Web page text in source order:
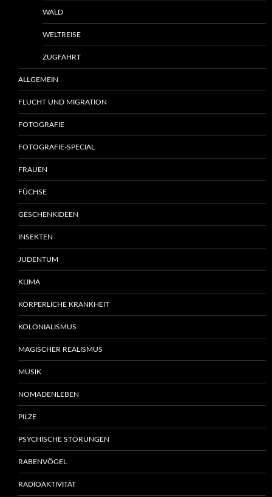
WALD
WELTREISE
ZUGFAHRT
ALLGEMEIN
FLUCHT UND MIGRATION
FOTOGRAFIE
FOTOGRAFIE-SPECIAL
FRAUEN
FÜCHSE
GESCHENKIDEEN
INSEKTEN
JUDENTUM
KLIMA
KÖRPERLICHE KRANKHEIT
KOLONIALISMUS
MAGISCHER REALISMUS
MUSIK
NOMADENLEBEN
PILZE
PSYCHISCHE STÖRUNGEN
RABENVÖGEL
RADIOAKTIVITÄT